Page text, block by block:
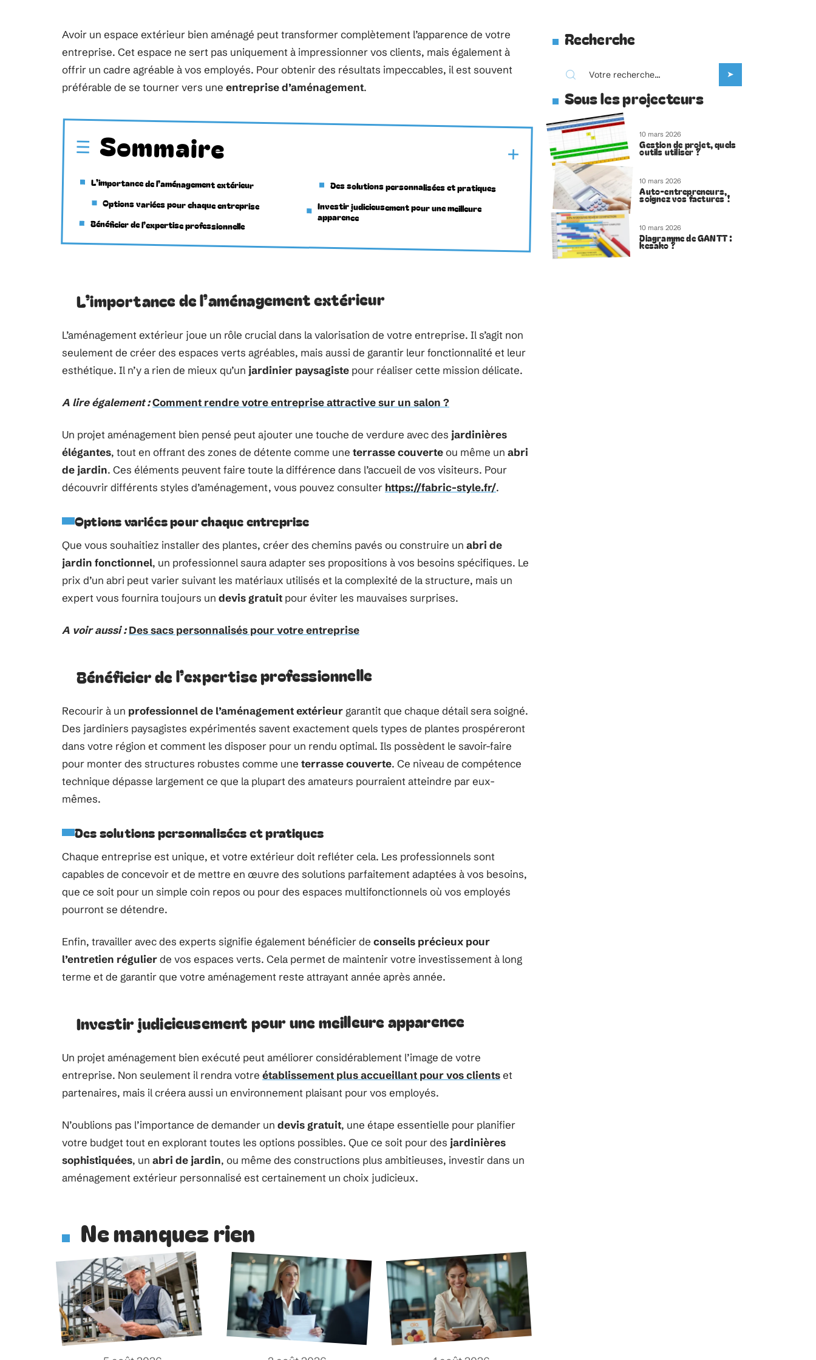
Avoir un espace extérieur bien aménagé peut transformer complètement l’apparence de votre
entreprise. Cet espace ne sert pas uniquement à impressionner vos clients, mais également à
offrir un cadre agréable à vos employés. Pour obtenir des résultats impeccables, il est souvent
préférable de se tourner vers une entreprise d’aménagement.
Sommaire
L’importance de l’aménagement extérieur
Options variées pour chaque entreprise
Bénéficier de l’expertise professionnelle
Des solutions personnalisées et pratiques
Investir judicieusement pour une meilleure
apparence
L’importance de l’aménagement extérieur
L’aménagement extérieur joue un rôle crucial dans la valorisation de votre entreprise. Il s’agit non
seulement de créer des espaces verts agréables, mais aussi de garantir leur fonctionnalité et leur
esthétique. Il n’y a rien de mieux qu’un jardinier paysagiste pour réaliser cette mission délicate.
A lire également :Comment rendre votre entreprise attractive sur un salon ?
Un projet aménagement bien pensé peut ajouter une touche de verdure avec des jardinières
élégantes, tout en offrant des zones de détente comme une terrasse couverteou même un abri
de jardin. Ces éléments peuvent faire toute la différence dans l’accueil de vos visiteurs. Pour
découvrir différents styles d’aménagement, vous pouvez consulter https://fabric-style.fr/.
Options variées pour chaque entreprise
Que vous souhaitiez installer des plantes, créer des chemins pavés ou construire un abri de
jardin fonctionnel, un professionnel saura adapter ses propositions à vos besoins spécifiques. Le
prix d’un abri peut varier suivant les matériaux utilisés et la complexité de la structure, mais un
expert vous fournira toujours un devis gratuit pour éviter les mauvaises surprises.
A voir aussi : Des sacs personnalisés pour votre entreprise
Bénéficier de l’expertise professionnelle
Recourir à un professionnel de l’aménagement extérieur garantit que chaque détail sera soigné.
Des jardiniers paysagistes expérimentés savent exactement quels types de plantes prospéreront
dans votre région et comment les disposer pour un rendu optimal. Ils possèdent le savoir-faire
pour monter des structures robustes comme une terrasse couverte. Ce niveau de compétence
technique dépasse largement ce que la plupart des amateurs pourraient atteindre par eux-
mêmes.
Des solutions personnalisées et pratiques
Chaque entreprise est unique, et votre extérieur doit refléter cela. Les professionnels sont
capables de concevoir et de mettre en œuvre des solutions parfaitement adaptées à vos besoins,
que ce soit pour un simple coin repos ou pour des espaces multifonctionnels où vos employés
pourront se détendre.
Enfin, travailler avec des experts signifie également bénéficier de conseils précieux pour
l’entretien régulierde vos espaces verts. Cela permet de maintenir votre investissement à long
terme et de garantir que votre aménagement reste attrayant année après année.
Investir judicieusement pour une meilleure apparence
Un projet aménagement bien exécuté peut améliorer considérablement l’image de votre
entreprise. Non seulement il rendra votre établissement plus accueillant pour vos clientset
partenaires, mais il créera aussi un environnement plaisant pour vos employés.
N’oublions pas l’importance de demander un devis gratuit, une étape essentielle pour planifier
votre budget tout en explorant toutes les options possibles. Que ce soit pour des jardinières
sophistiquées, un abri de jardin, ou même des constructions plus ambitieuses, investir dans un
aménagement extérieur personnalisé est certainement un choix judicieux.
Ne manquez rien
Recherche
Sous les projecteurs
10 mars 2026
Gestion de projet, quels
outils utiliser ?
10 mars 2026
Auto-entrepreneurs,
soignez vos factures !
10 mars 2026
Diagramme de GANTT :
kesako ?